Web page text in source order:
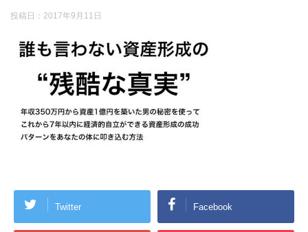
投稿日： 2017年9月11日
Twitter Facebook